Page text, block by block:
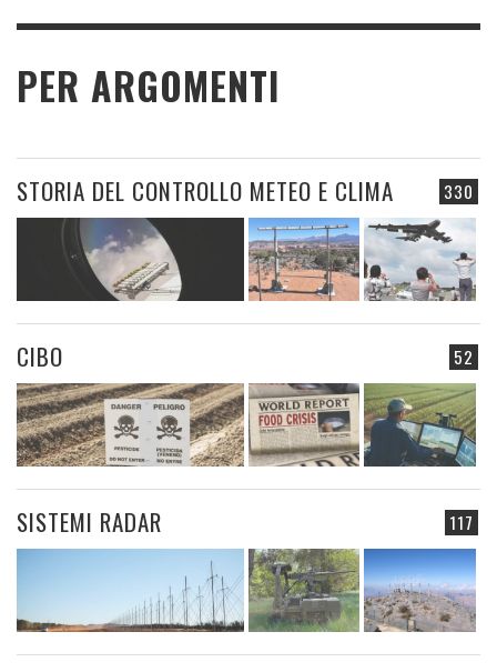
PER ARGOMENTI
330
STORIA DEL CONTROLLO METEO E CLIMA
52
CIBO
117
SISTEMI RADAR